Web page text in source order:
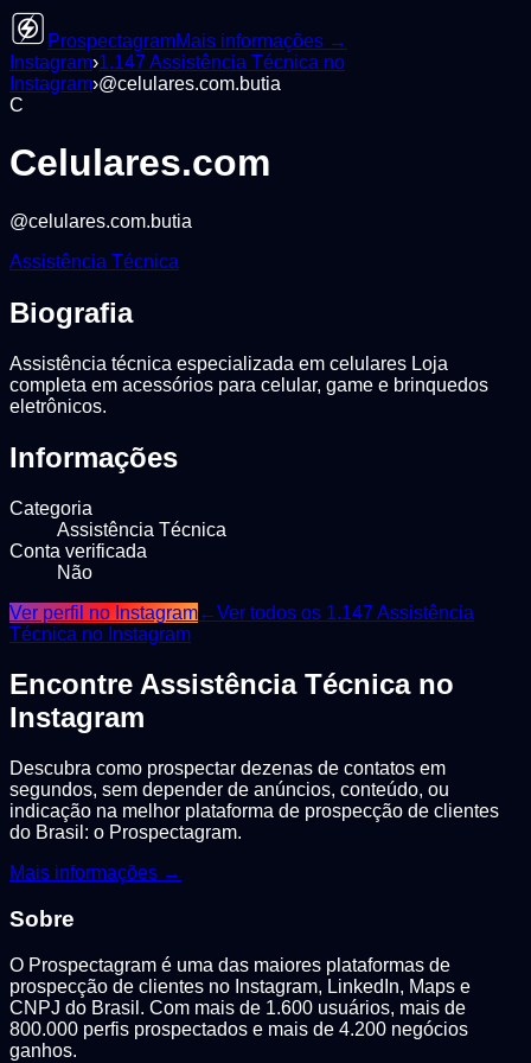
ProspectagramMais informações →
Instagram›1.147 Assistência Técnica no
Instagram›@celulares.com.butia
C
Celulares.com
@celulares.com.butia
Assistência Técnica
Biografia
Assistência técnica especializada em celulares Loja
completa em acessórios para celular, game e brinquedos
eletrônicos.
Informações
Categoria
Assistência Técnica
Conta verificada
Não
Ver perfil no Instagram←Ver todos os 1.147 Assistência
Técnica no Instagram
Encontre Assistência Técnicano
Instagram
Descubra como prospectar dezenas de contatos em
segundos, sem depender de anúncios, conteúdo, ou
indicação na melhor plataforma de prospecção de clientes
do Brasil: o Prospectagram.
Mais informações →
Sobre
O Prospectagram é uma das maiores plataformas de
prospecção de clientes no Instagram, LinkedIn, Maps e
CNPJ do Brasil. Com mais de 1.600 usuários, mais de
800.000 perfis prospectados e mais de 4.200 negócios
ganhos.